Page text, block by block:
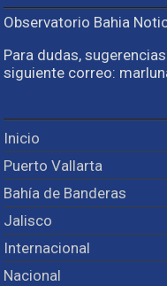
Observatorio Bahia
Para dudas,
siguiente correo:
Inicio
Puerto Vallarta
Bahía de Banderas
Jalisco
Internacional
Nacional